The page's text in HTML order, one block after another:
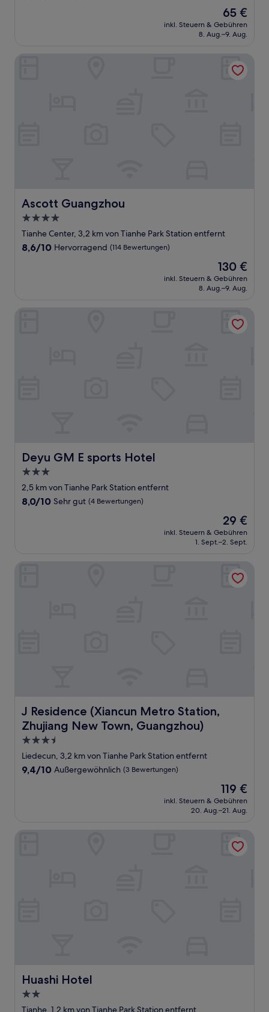
Bewertungen)
Der
Preis
beträgt
65 €
inkl. Steuern & Gebühren
8. Aug.–9. Aug.
Ascott Guangzhou
Ascott Guangzhou
4.0-
Sterne-
Unterkunft
Tianhe Center, 3,2 km von Tianhe Park Station entfernt
8.6
8,6/10 Hervorragend (114 Bewertungen)
Der
Preis
beträgt
130 €
inkl. Steuern & Gebühren
8. Aug.–9. Aug.
Deyu GM E sports Hotel
Deyu GM E sports Hotel
3.0-
Sterne-
Unterkunft
2,5 km von Tianhe Park Station entfernt
8.0
Bewertungen)
8,0/10 Sehr gut (4 Bewertungen)
Der
Preis
beträgt
29 €
inkl. Steuern & Gebühren
1. Sept.–2. Sept.
J Residence (Xiancun Metro Station,
Zhujiang New Town, Guangzhou)
J Residence (Xiancun Metro Station, Zhujiang New
3.5-
Sterne-
Unterkunft
Liedecun, 3,2 km von Tianhe Park Station entfernt
9.4
9,4/10 Außergewöhnlich (3 Bewertungen)
Der
Preis
beträgt
119 €
inkl. Steuern & Gebühren
20. Aug.–21. Aug.
J Residence (Xiancun Metro Station, Zhujiang New Town,
Huashi Hotel
Huashi Hotel
2.0-
Sterne-
Tianhe, 1,2 km von Tianhe Park Station entfernt